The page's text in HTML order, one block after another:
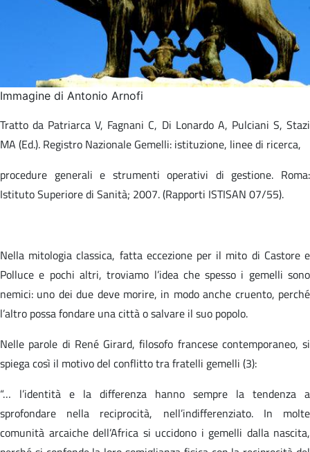
Immagine di Antonio Arnofi
Tratto da Patriarca V, Fagnani C, Di Lonardo A, Pulciani S, Stazi
MA (Ed.). Registro Nazionale Gemelli: istituzione, linee di ricerca,​
procedure generali e strumenti operativi di gestione. Roma:
Istituto Superiore di Sanità; 2007. (Rapporti ISTISAN 07/55).​
Nella mitologia classica, fatta eccezione per il mito di Castore e
Polluce e pochi altri, troviamo l’idea che spesso i gemelli sono
nemici: uno dei due deve morire, in modo anche cruento, perché
l’altro possa fondare una città o salvare il suo popolo.
Nelle parole di René Girard, filosofo francese contemporaneo, si
spiega così il motivo del conflitto tra fratelli gemelli (3):
“… l’identità e la differenza hanno sempre la tendenza a
sprofondare nella reciprocità, nell’indifferenziato. In molte
comunità arcaiche dell’Africa si uccidono i gemelli dalla nascita,